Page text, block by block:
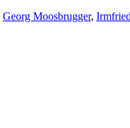
Georg Moosbrugger,